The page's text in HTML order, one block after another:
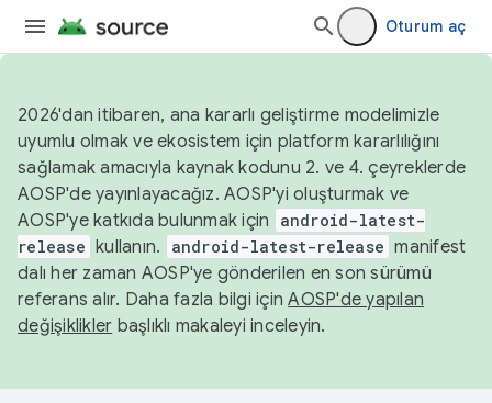
Oturum aç
2026'dan itibaren, ana kararlı geliştirme modelimizle
uyumlu olmak ve ekosistem için platform kararlılığını
sağlamak amacıyla kaynak kodunu 2. ve 4. çeyreklerde
AOSP'de yayınlayacağız. AOSP'yi oluşturmak ve
AOSP'ye katkıda bulunmak için
android-latest-
release kullanın. android-latest-release manifest
dalı her zaman AOSP'ye gönderilen en son sürümü
referans alır. Daha fazla bilgi içinAOSP'de yapılan
değişiklikler başlıklı makaleyi inceleyin.